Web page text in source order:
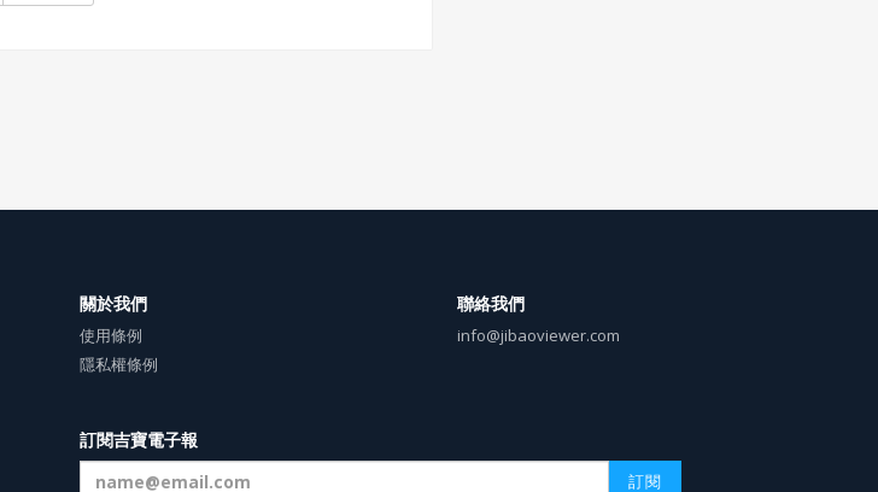
到北美地區。
關於我們
使用條例
隱私權條例
聯絡我們
info@jibaoviewer.com
訂閱吉寶電子報
訂閱